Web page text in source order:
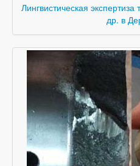
Лингвистическая
др. в